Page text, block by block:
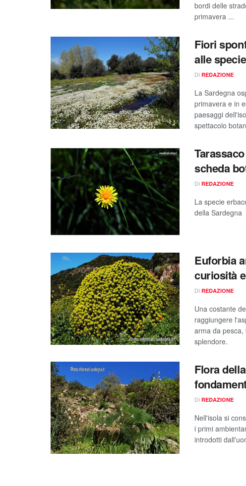
bordi delle
primavera ...
Fiori
alle
DI REDAZIONE
La Sardegna
primavera e in
paesaggi
spettacolo
scheda
DI REDAZIONE
La specie
della Sardegna
Euforbia
curiosità
DI REDAZIONE
Una costante
raggiungere
arma da pesca,
splendore.
Flora
DI REDAZIONE
Nell'isola si
i primi
introdotti